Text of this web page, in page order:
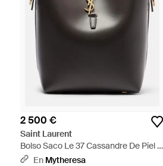
2 500 €
Saint Laurent
Bolso Saco Le 37 Cassandre De Piel -
Negro
En Mytheresa